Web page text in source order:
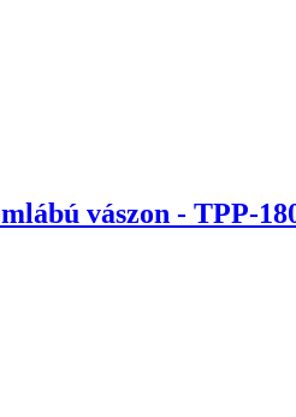
vászon - TPP-